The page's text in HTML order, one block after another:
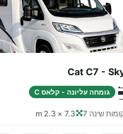
Cat C7 -
גומחה עליונה - קלאס C
שינה 7 7.3 × 2.3 m